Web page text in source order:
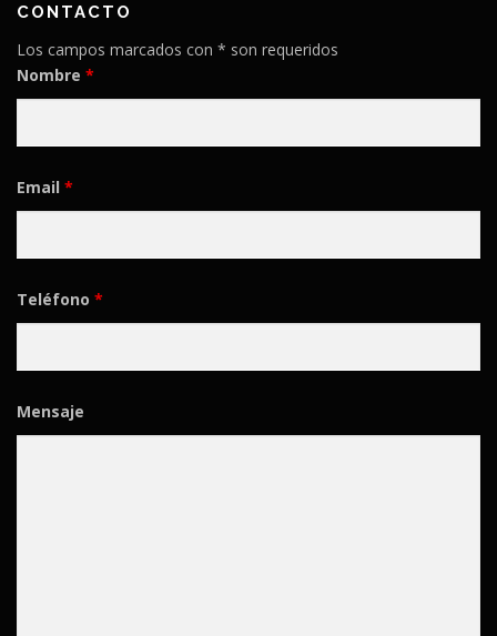
CONTACTO
Los campos marcados con * son requeridos
Nombre *
Email *
Teléfono *
Mensaje